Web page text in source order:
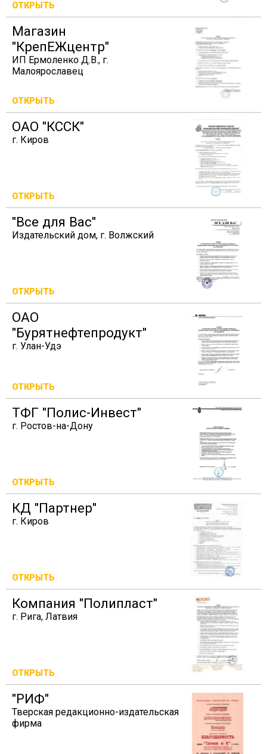
ОТКРЫТЬ
Магазин
"КрепЕЖцентр"
ИП Ермоленко Д.В., г.
Малоярославец
ОТКРЫТЬ
ОАО "КССК"
г. Киров
ОТКРЫТЬ
"Все для Вас"
Издательский дом, г. Волжский
ОТКРЫТЬ
ОАО
"Бурятнефтепродукт"
г. Улан-Удэ
ОТКРЫТЬ
ТФГ "Полис-Инвест"
г. Ростов-на-Дону
ОТКРЫТЬ
КД "Партнер"
г. Киров
ОТКРЫТЬ
Компания "Полипласт"
г. Рига, Латвия
ОТКРЫТЬ
"РИФ"
Тверская редакционно-издательская
фирма